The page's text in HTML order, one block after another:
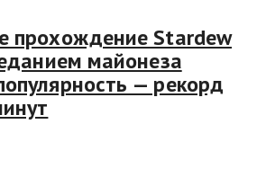
прохождение Stardew
майонеза
— рекорд